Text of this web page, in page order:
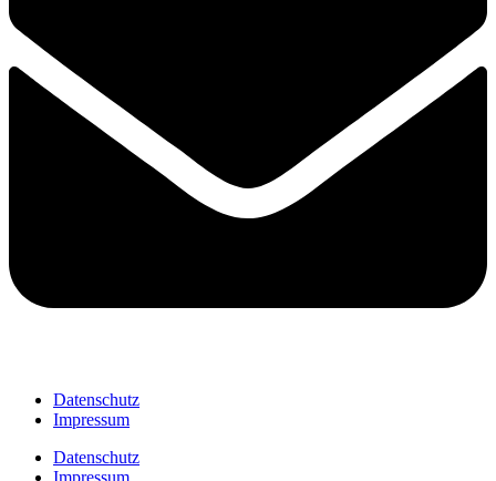
Datenschutz
Impressum
Datenschutz
Impressum